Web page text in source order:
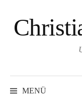
zum
Inhalt
MENÜ